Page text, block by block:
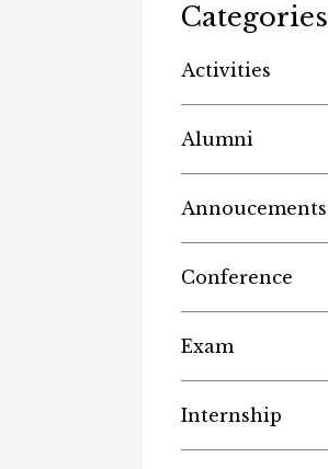
Categories
Activities
Alumni
Annoucements
Conference
Exam
Internship